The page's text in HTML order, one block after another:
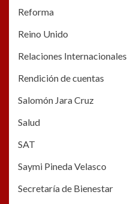
Reforma
Reino Unido
Relaciones Internacionales
Rendición de cuentas
Salomón Jara Cruz
Salud
SAT
Saymi Pineda Velasco
Secretaría de Bienestar